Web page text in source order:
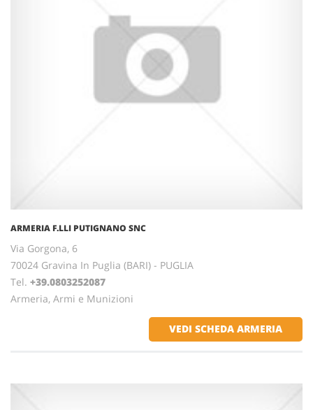
ARMERIA F.LLI PUTIGNANO SNC
Via Gorgona, 6
70024 Gravina In Puglia (BARI) - PUGLIA
Tel. +39.0803252087
Armeria, Armi e Munizioni
VEDI SCHEDA ARMERIA